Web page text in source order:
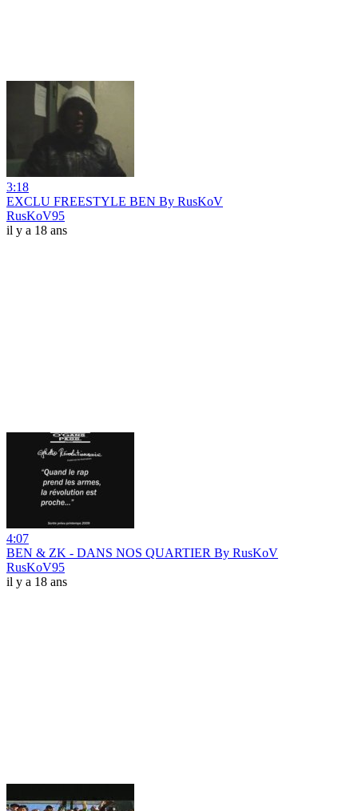
3:18
EXCLU FREESTYLE BEN By RusKoV
RusKoV95
il y a 18 ans
4:07
BEN & ZK - DANS NOS QUARTIER By RusKoV
RusKoV95
il y a 18 ans